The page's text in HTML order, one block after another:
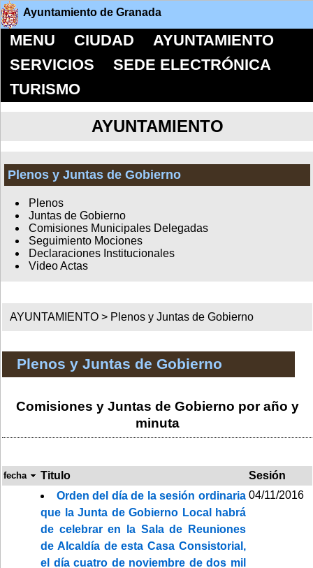
Ayuntamiento de Granada
MENU CIUDAD
AYUNTAMIENTO
SERVICIOS
SEDE ELECTRÓNICA
TURISMO
AYUNTAMIENTO
Plenos y Juntas de Gobierno
Plenos
Juntas de Gobierno
Comisiones Municipales Delegadas
Seguimiento Mociones
Declaraciones Institucionales
Video Actas
AYUNTAMIENTO > Plenos y Juntas de Gobierno
Plenos y Juntas de Gobierno
Comisiones y Juntas de Gobierno por año y
minuta
fecha Titulo
Sesión
Orden del día de la sesión ordinaria
que la Junta de Gobierno Local habrá
de celebrar en la Sala de Reuniones
de Alcaldía de esta Casa Consistorial,
el día cuatro de noviembre de dos mil
04/11/2016